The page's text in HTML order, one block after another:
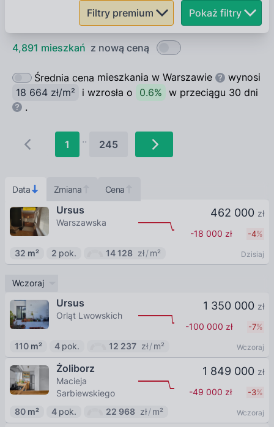
Filtry premium Pokaż filtry
4,891 mieszkań z nową ceną
Średnia cena mieszkania w Warszawie
wynosi
18 664 zł/m² i wzrosła o 0.6% w przeciągu 30 dni
.
1 .. 245
Data Zmiana Cena
Dzisiaj
Ursus
Warszawska
462 000 zł
-18 000 zł -4%
32 m² 2 pok. 14 128 zł/m² Dzisiaj
Wczoraj
Ursus
Orląt Lwowskich
1 350 000 zł
-100 000 zł -7%
110 m² 4 pok. 12 237 zł/m² Wczoraj
Żoliborz
Macieja
Sarbiewskiego
1 849 000 zł
-49 000 zł -3%
80 m² 4 pok. 22 968 zł/m² Wczoraj